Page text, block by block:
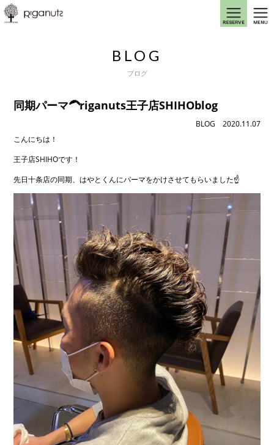
BLOG
ブログ
同期パーマ🦱riganuts王子店SHIHOblog
2020.11.07
BLOG
こんにちは！
王子店SHIHOです！
先日十条店の同期、はやとくんにパーマをかけさせてもらいました☝️